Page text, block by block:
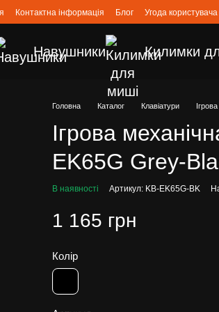
Контактна інформація Блог Угода користувача
Навушники Килимки
Головна Каталог Клавіатури
Ігрова
EK65G Grey-
В наявності Артикул: KB-EK65G-BK
1 165 грн
Колір